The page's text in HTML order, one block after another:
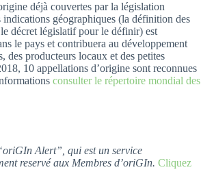
déjà couvertes par la législation
indications géographiques (la définition des
décret législatif pour le définir) est
le pays et contribuera au développement
des producteurs locaux et des petites
10 appellations d’origine sont reconnues
consulter le répertoire mondial des
Alert”, qui est un service
reservé aux Membres d’oriGIn. Cliquez